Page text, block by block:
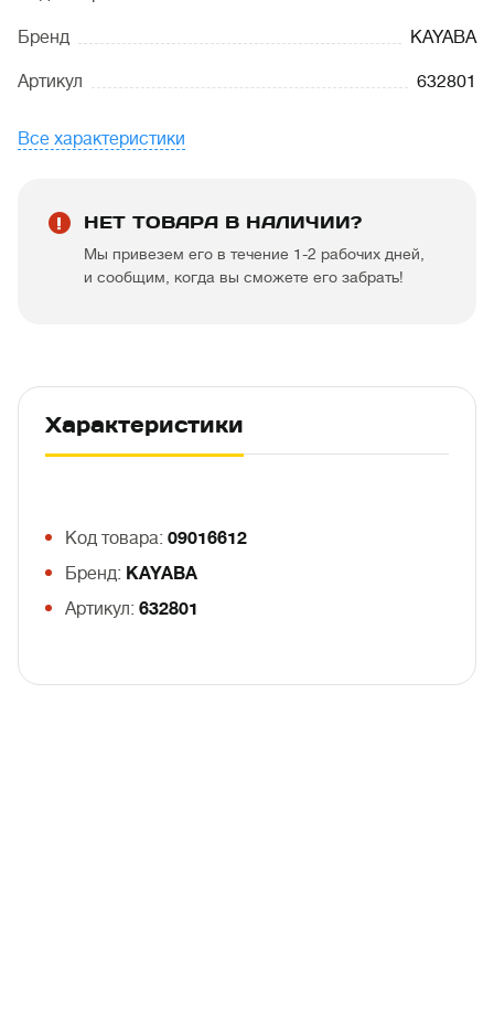
Бренд KAYABA
Артикул 632801
Все характеристики
НЕТ ТОВАРА В НАЛИЧИИ?
Мы привезем его в течение 1-2 рабочих дней,
и сообщим, когда вы сможете его забрать!
Характеристики
Код товара: 09016612
Бренд: KAYABA
Артикул: 632801